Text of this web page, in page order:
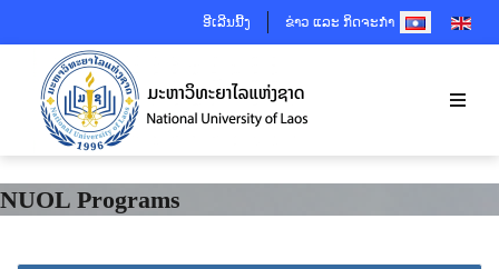
ອີເລີນນີ້ງ ຂ່າວ ແລະ ກິດຈະກຳSELECT YOUR
NUOL Programs